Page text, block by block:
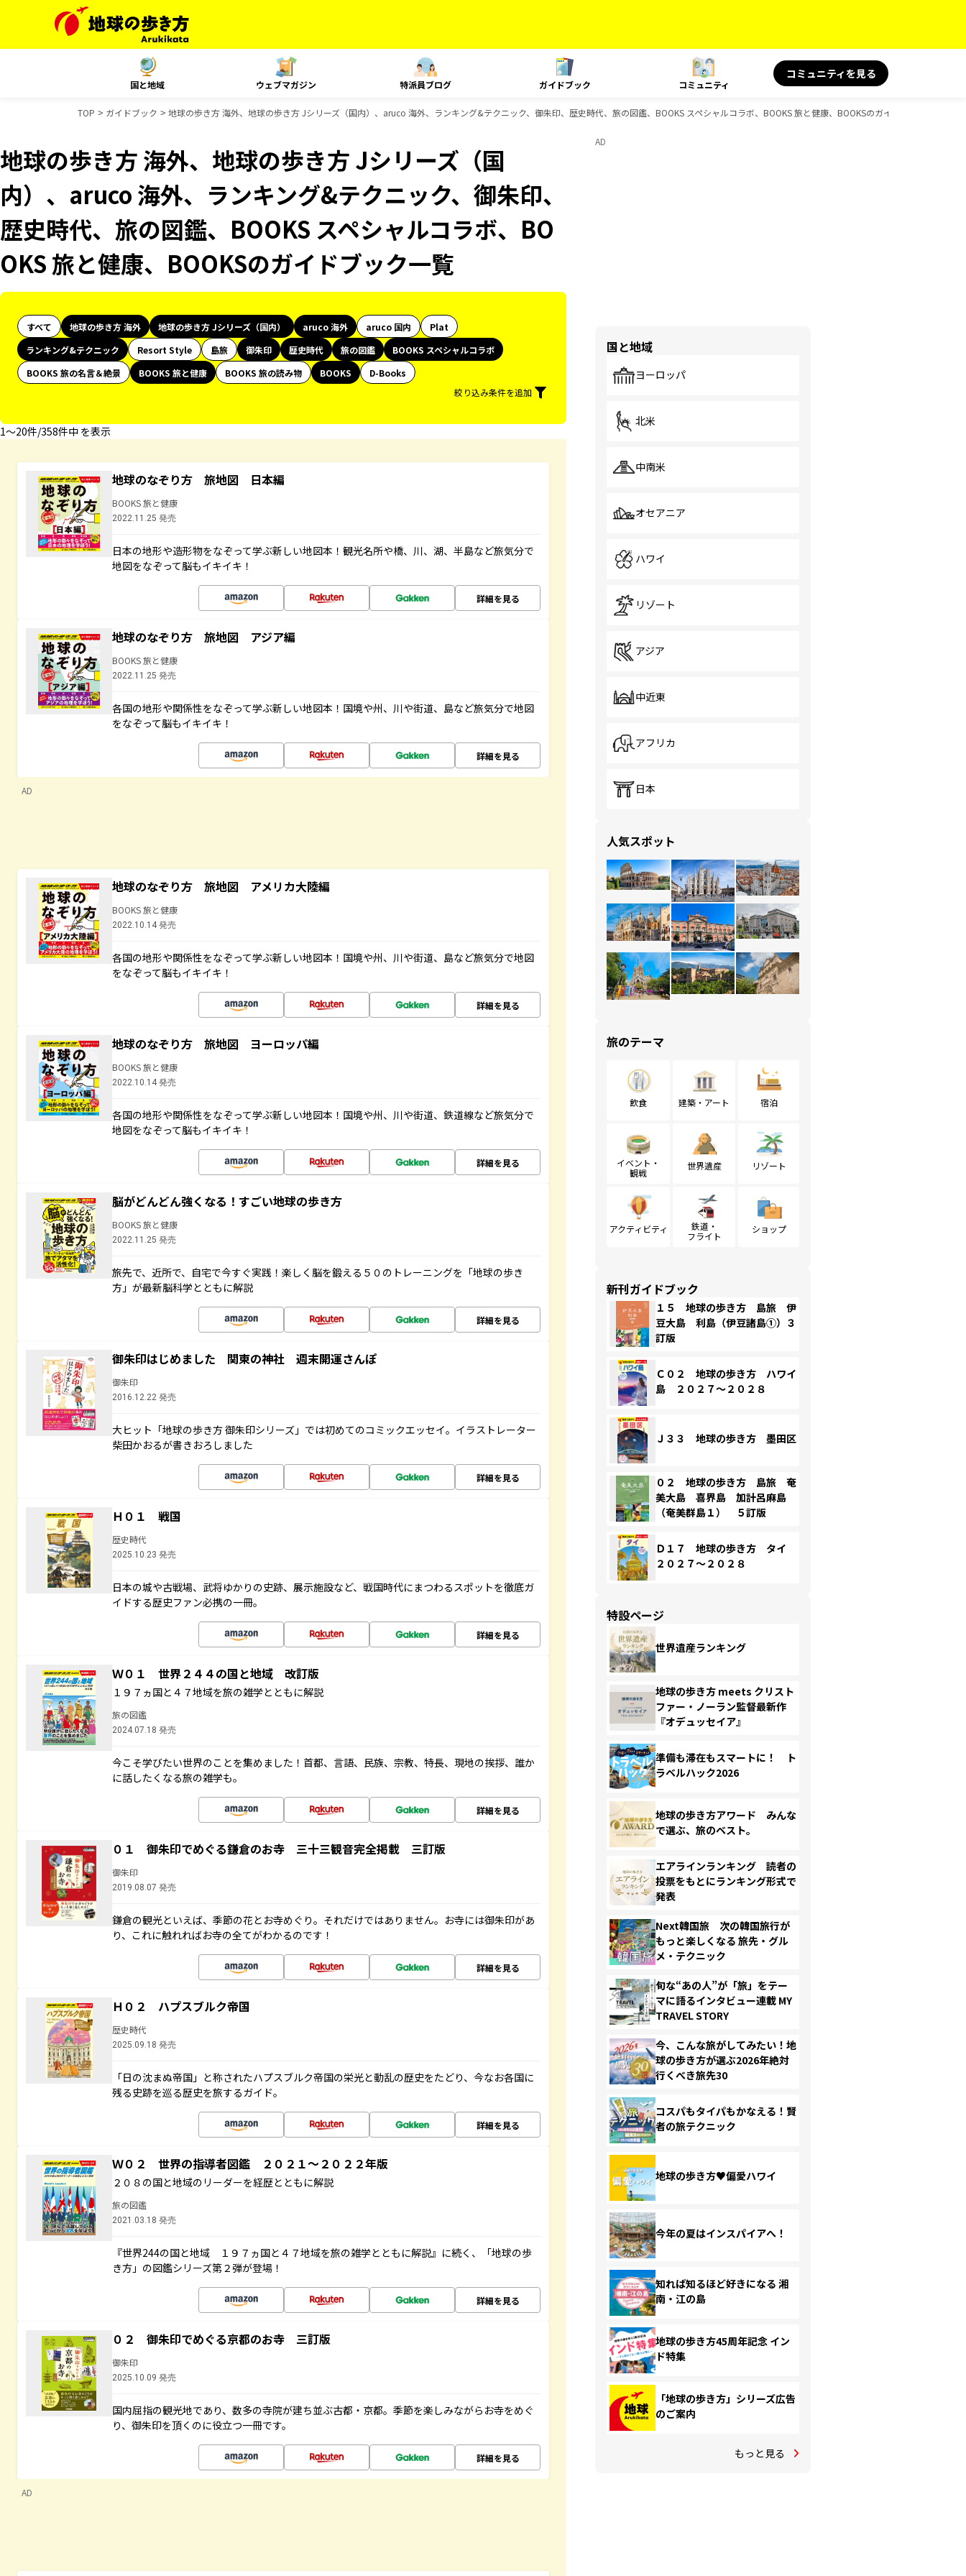
国と地域 ウェブマガジン 特派員ブログ ガイドブック コミュニティ
コミュニティを見る
TOP ガイドブック 地球の歩き方 海外、地球の歩き方 Jシリーズ（国内）、aruco 海外、ランキング&テクニック、御朱印、歴史時代、旅の図鑑、BOOKS スペシャルコラボ、BOOKS 旅と健康、BOOKSのガイドブック一覧
地球の歩き方 海外、地球の歩き方 Jシリーズ（国
内）、aruco 海外、ランキング&テクニック、御朱印、
歴史時代、旅の図鑑、BOOKS スペシャルコラボ、BO
OKS 旅と健康、BOOKSのガイドブック一覧
すべて 地球の歩き方 海外 地球の歩き方 Jシリーズ（国内） aruco 海外 aruco 国内
Plat
ランキング&テクニック
Resort Style 島旅 御朱印 歴史時代 旅の図鑑
BOOKS スペシャルコラボ
BOOKS 旅の名言＆絶景
BOOKS 旅と健康 BOOKS 旅の読み物 BOOKS
D-Books
絞り込み条件を追加
1〜20件/358件中 を表示
地球のなぞり方 旅地図 日本編
BOOKS 旅と健康
2022.11.25 発売
日本の地形や造形物をなぞって学ぶ新しい地図本！観光名所や橋、川、湖、半島など旅気分で
地図をなぞって脳もイキイキ！
詳細を見る
地球のなぞり方 旅地図 アジア編
BOOKS 旅と健康
2022.11.25 発売
各国の地形や関係性をなぞって学ぶ新しい地図本！国境や州、川や街道、島など旅気分で地図
をなぞって脳もイキイキ！
詳細を見る
AD
地球のなぞり方 旅地図 アメリカ大陸編
BOOKS 旅と健康
2022.10.14 発売
各国の地形や関係性をなぞって学ぶ新しい地図本！国境や州、川や街道、島など旅気分で地図
をなぞって脳もイキイキ！
詳細を見る
地球のなぞり方 旅地図 ヨーロッパ編
BOOKS 旅と健康
2022.10.14 発売
各国の地形や関係性をなぞって学ぶ新しい地図本！国境や州、川や街道、鉄道線など旅気分で
地図をなぞって脳もイキイキ！
詳細を見る
脳がどんどん強くなる！すごい地球の歩き方
BOOKS 旅と健康
2022.11.25 発売
旅先で、近所で、自宅で今すぐ実践！楽しく脳を鍛える５０のトレーニングを「地球の歩き
方」が最新脳科学とともに解説
詳細を見る
御朱印はじめました 関東の神社 週末開運さんぽ
御朱印
2016.12.22 発売
大ヒット「地球の歩き方 御朱印シリーズ」では初めてのコミックエッセイ。イラストレーター
柴田かおるが書きおろしました
詳細を見る
Ｈ０１ 戦国
歴史時代
2025.10.23 発売
日本の城や古戦場、武将ゆかりの史跡、展示施設など、戦国時代にまつわるスポットを徹底ガ
イドする歴史ファン必携の一冊。
詳細を見る
Ｗ０１ 世界２４４の国と地域 改訂版
１９７ヵ国と４７地域を旅の雑学とともに解説
旅の図鑑
2024.07.18 発売
今こそ学びたい世界のことを集めました！首都、言語、民族、宗教、特長、現地の挨拶、誰か
に話したくなる旅の雑学も。
詳細を見る
０１ 御朱印でめぐる鎌倉のお寺 三十三観音完全掲載 三訂版
御朱印
2019.08.07 発売
鎌倉の観光といえば、季節の花とお寺めぐり。それだけではありません。お寺には御朱印があ
り、これに触れればお寺の全てがわかるのです！
詳細を見る
Ｈ０２ ハプスブルク帝国
歴史時代
2025.09.18 発売
「日の沈まぬ帝国」と称されたハプスブルク帝国の栄光と動乱の歴史をたどり、今なお各国に
残る史跡を巡る歴史を旅するガイド。
詳細を見る
Ｗ０２ 世界の指導者図鑑 ２０２１～２０２２年版
２０８の国と地域のリーダーを経歴とともに解説
旅の図鑑
2021.03.18 発売
『世界244の国と地域 １９７ヵ国と４７地域を旅の雑学とともに解説』に続く、「地球の歩
き方」の図鑑シリーズ第２弾が登場！
詳細を見る
０２ 御朱印でめぐる京都のお寺 三訂版
御朱印
2025.10.09 発売
国内屈指の観光地であり、数多の寺院が建ち並ぶ古都・京都。季節を楽しみながらお寺をめぐ
り、御朱印を頂くのに役立つ一冊です。
詳細を見る
AD
AD
国と地域
ヨーロッパ
北米
中南米
オセアニア
ハワイ
リゾート
アジア
中近東
アフリカ
日本
人気スポット
旅のテーマ
飲食 建築・アート 宿泊
イベント・
観戦
世界遺産 リゾート
アクティビティ
鉄道・
フライト
ショップ
新刊ガイドブック
１５ 地球の歩き方 島旅 伊
豆大島 利島（伊豆諸島①）３
訂版
Ｃ０２ 地球の歩き方 ハワイ
島 ２０２７～２０２８
Ｊ３３ 地球の歩き方 墨田区
０２ 地球の歩き方 島旅 奄
美大島 喜界島 加計呂麻島
（奄美群島１） ５訂版
Ｄ１７ 地球の歩き方 タイ
２０２７～２０２８
特設ページ
世界遺産ランキング
地球の歩き方 meets クリスト
ファー・ノーラン監督最新作
『オデュッセイア』
準備も滞在もスマートに！ ト
ラベルハック2026
地球の歩き方アワード みんな
で選ぶ、旅のベスト。
エアラインランキング 読者の
投票をもとにランキング形式で
発表
Next韓国旅 次の韓国旅行が
もっと楽しくなる 旅先・グル
メ・テクニック
旬な“あの人”が「旅」をテー
マに語るインタビュー連載 MY
TRAVEL STORY
今、こんな旅がしてみたい！地
球の歩き方が選ぶ2026年絶対
行くべき旅先30
コスパもタイパもかなえる！賢
者の旅テクニック
地球の歩き方♥偏愛ハワイ
今年の夏はインスパイアへ！
知れば知るほど好きになる 湘
南・江の島
地球の歩き方45周年記念 イン
ド特集
「地球の歩き方」シリーズ広告
のご案内
もっと見る